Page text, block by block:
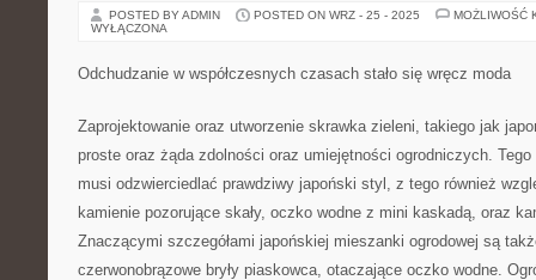
POSTED BY ADMIN POSTED ON WRZ - 25 - 2025
MOŻLIWOŚĆ
WYŁĄCZONA
Odchudzanie w współczesnych czasach stało się wręcz moda
Zaprojektowanie oraz utworzenie skrawka zieleni, takiego jak
proste oraz żąda zdolności oraz umiejętności ogrodniczych. Tego
musi odzwierciedlać prawdziwy japoński styl, z tego również
kamienie pozorujące skały, oczko wodne z mini kaskadą, oraz
Znaczącymi szczegółami japońskiej mieszanki ogrodowej są
czerwonobrązowe bryły piaskowca, otaczające oczko wodne.